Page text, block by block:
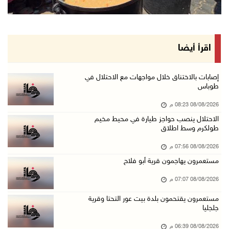
أطفال مبتورو الأطراف يتحدّون الألم بكرة القدم ...
جلسة لمجلس الأمن بشأن الضفة الغربية الثلاثاء ...
50 طفلا وطفلة من القدس يستعدون للمغادرة إلى ا ...
08/آب/2026 03:51 م
مستعمر إرهابي يُطلق مواشيه في أراضي الطيبة شر ...
08/آب/2026 02:37 م
الرئيس يستقبل مجلس بلدية بيت لحم ويؤكد النهوض ...
عبوات المعلبات الفارغة لزراعة الأشتال في غزة
اقرأ أيضا
إصابات بالاختناق خلال مواجهات مع الاحتلال في
طوباس
08/08/2026 08:23 م
الاحتلال ينصب حواجز طيارة في محيط مخيم
طولكرم وسط اطلاق
08/08/2026 07:56 م
مستعمرون يهاجمون قرية أبو فلاح
08/08/2026 07:07 م
مستعمرون يقتحمون بلدة بيت عور التحتا وقرية
جلجليا
08/08/2026 06:39 م